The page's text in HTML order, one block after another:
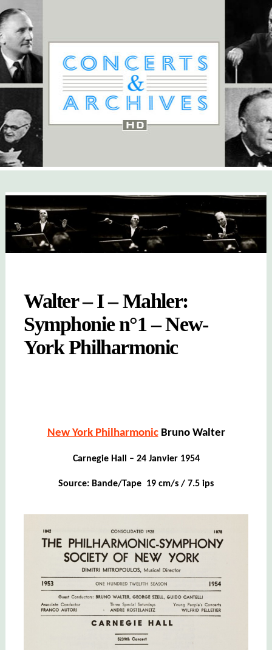
Walter – I – Mahler:
Symphonie n°1 – New-
York Philharmonic
New York PhilharmonicBruno Walter
Carnegie Hall – 24 Janvier 1954
Source: Bande/Tape 19 cm/s / 7.5 ips